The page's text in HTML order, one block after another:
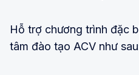
Hỗ trợ chương trình đặc
tâm đào tạo ACV như